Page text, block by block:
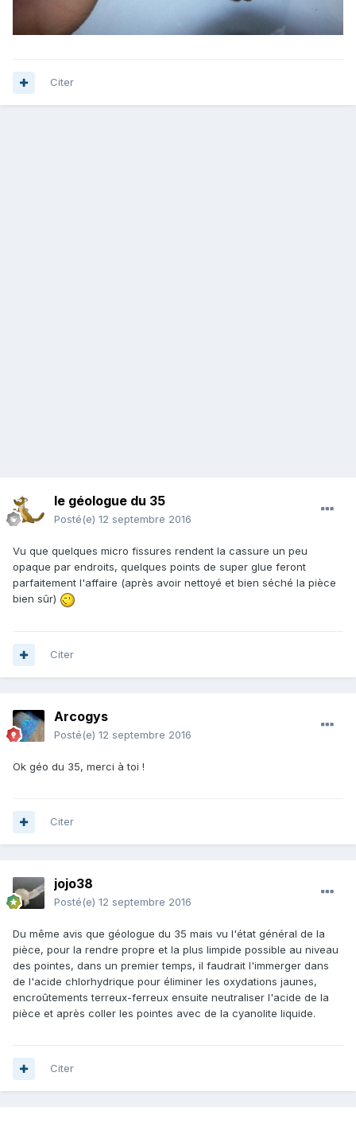
Citer
le géologue du 35
Posté(e) 12 septembre 2016
Vu que quelques micro fissures rendent la cassure un peu
opaque par endroits, quelques points de super glue feront
parfaitement l'affaire (après avoir nettoyé et bien séché la pièce
bien sûr)
Citer
Arcogys
Posté(e) 12 septembre 2016
Ok géo du 35, merci à toi !
Citer
jojo38
Posté(e) 12 septembre 2016
Du même avis que géologue du 35 mais vu l'état général de la
pièce, pour la rendre propre et la plus limpide possible au niveau
des pointes, dans un premier temps, il faudrait l'immerger dans
de l'acide chlorhydrique pour éliminer les oxydations jaunes,
encroûtements terreux-ferreux ensuite neutraliser l'acide de la
pièce et après coller les pointes avec de la cyanolite liquide.
Citer